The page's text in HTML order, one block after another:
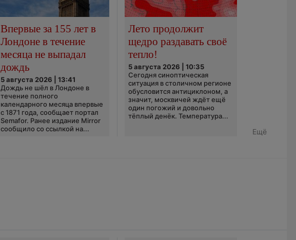
Впервые за 155 лет в
Лондоне в течение
месяца не выпадал
дождь
5 августа 2026 | 13:41
Дождь не шёл в Лондоне в
течение полного
календарного месяца впервые
с 1871 года, сообщает портал
Semafor. Ранее издание Mirror
сообщило со ссылкой на...
Лето продолжит
щедро раздавать своё
тепло!
5 августа 2026 | 10:35
Сегодня синоптическая
ситуация в столичном регионе
обусловится антициклоном, а
значит, москвичей ждёт ещё
один погожий и довольно
тёплый денёк. Температура...
Ещё